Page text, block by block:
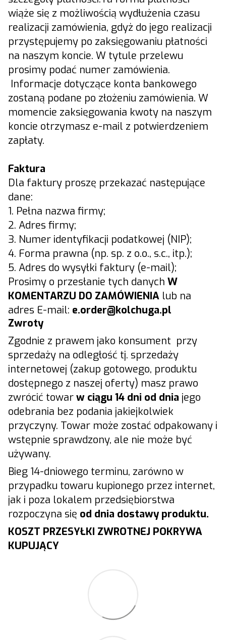
wiąże się z możliwością wydłużenia czasu
realizacji zamówienia, gdyż do jego realizacji
przystępujemy po zaksięgowaniu płatności
na naszym koncie. W tytule przelewu
prosimy podać numer zamówienia.
Informacje dotyczące konta bankowego
zostaną podane po złożeniu zamówienia. W
momencie zaksięgowania kwoty na naszym
koncie otrzymasz e-mail z potwierdzeniem
zapłaty.
Faktura
Dla faktury proszę przekazać następujące
dane:
1. Pełna nazwa firmy;
2. Adres firmy;
3. Numer identyfikacji podatkowej (NIP);
4. Forma prawna (np. sp. z o.o., s.c., itp.);
5. Adres do wysyłki faktury (e-mail);
Prosimy o przesłanie tych danych W
KOMENTARZU DO ZAMÓWIENIA lub na
adres E-mail: e.order@kolchuga.pl
Zwroty
Zgodnie z prawem jako konsument przy
sprzedaży na odległość tj. sprzedaży
internetowej (zakup gotowego, produktu
dostępnego z naszej oferty) masz prawo
zwrócić towarw ciągu 14 dni od dnia jego
odebrania bez podania jakiejkolwiek
przyczyny. Towar może zostać odpakowany i
wstępnie sprawdzony, ale nie może być
używany.
Bieg 14-dniowego terminu, zarówno w
przypadku towaru kupionego przez internet,
jak i poza lokalem przedsiębiorstwa
rozpoczyna się od dnia dostawy produktu.
KOSZT PRZESYŁKI ZWROTNEJ POKRYWA
KUPUJĄCY